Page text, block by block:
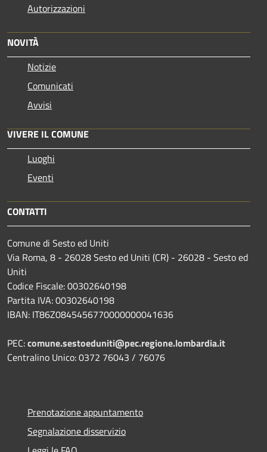
Autorizzazioni
NOVITÀ
Notizie
Comunicati
Avvisi
VIVERE IL COMUNE
Luoghi
Eventi
CONTATTI
Comune di Sesto ed Uniti
Via Roma, 8 - 26028 Sesto ed Uniti (CR) - 26028 - Sesto ed
Uniti
Codice Fiscale: 00302640198
Partita IVA: 00302640198
IBAN: IT86Z0845456770000000041636
PEC:comune.sestoeduniti@pec.regione.lombardia.it
Centralino Unico: 0372 76043 / 76076
Prenotazione appuntamento
Segnalazione disservizio